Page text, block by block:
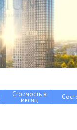
Стоимость в
месяц